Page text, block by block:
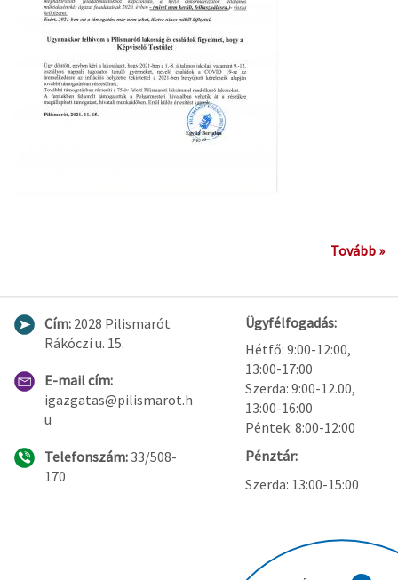
Tovább »
Cím: 2028 Pilismarót
Rákóczi u. 15.
E-mail cím:
igazgatas@pilismarot.h
u
Telefonszám:33/508-
170
Ügyfélfogadás:
Hétfő: 9:00-12:00,
13:00-17:00
Szerda: 9:00-12.00,
13:00-16:00
Péntek: 8:00-12:00
Pénztár:
Szerda: 13:00-15:00